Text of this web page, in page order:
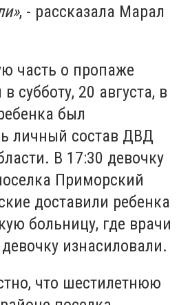
, - рассказала Марал
часть о пропаже
субботу, 20 августа, в
был
личный состав ДВД
В 17:30 девочку
Приморский
доставили ребенка
больницу, где врачи
изнасиловали.
что шестилетнюю